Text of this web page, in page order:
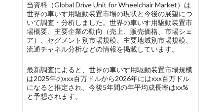
当資料（Global Drive Unit for Wheelchair Market）は
世界の車いす用駆動装置市場の現状と今後の展望につ
いて調査・分析しました。世界の車いす用駆動装置市
場概要、主要企業の動向（売上、販売価格、市場シェ
ア）、セグメント別市場規模、主要地域別市場規模、
流通チャネル分析などの情報を掲載しています。
最新調査によると、世界の車いす用駆動装置市場規模
は2025年のxxx百万ドルから2026年にはxxx百万ドル
になると推定され、今後5年間の年平均成長率はxx%
と予想されます。